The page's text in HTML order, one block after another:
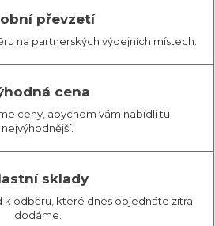
převzetí
na partnerských výdejních místech.
cena
ceny, abychom vám nabídli tu
nejvýhodnější.
sklady
k odběru, které dnes objednáte zítra
dodáme.